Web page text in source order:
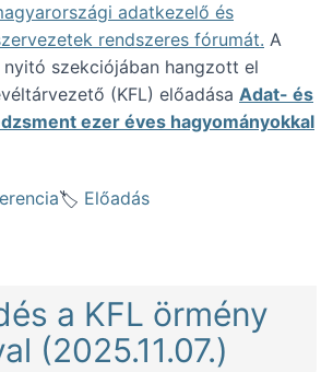
adatkezelő és
rendszeres fórumát. A
szekciójában hangzott el
(KFL) előadása Adat- és
ezer éves hagyományokkal
Előadás
a KFL örmény
(2025.11.07.)